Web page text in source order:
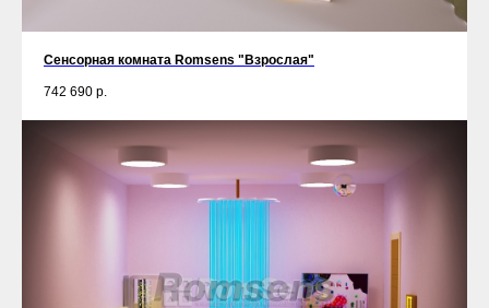
Сенсорная комната Romsens "Взрослая"
742 690 р.